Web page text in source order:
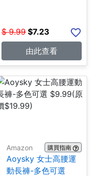
$ 9.99 $7.23
由此查看
Amazon 購買指南
Aoysky 女士高腰運
動長褲-多色可選